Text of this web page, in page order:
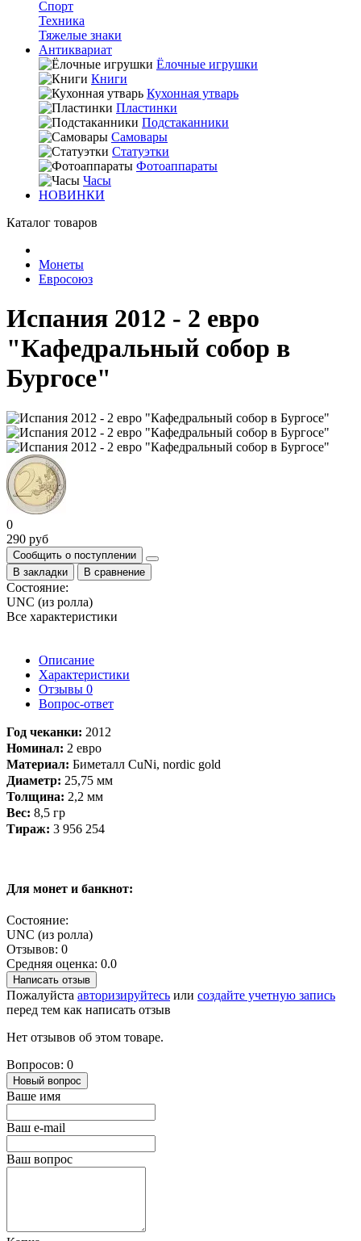
Спорт
Техника
Тяжелые знаки
Антиквариат
Ёлочные игрушки
Книги
Кухонная утварь
Пластинки
Подстаканники
Самовары
Статуэтки
Фотоаппараты
Часы
НОВИНКИ
Каталог товаров
Монеты
Евросоюз
Испания 2012 - 2 евро
"Кафедральный собор в
Бургосе"
0
290 руб
Сообщить о поступлении
В закладки
В сравнение
Состояние:
UNC (из ролла)
Все характеристики
Описание
Характеристики
Отзывы 0
Вопрос-ответ
​Год чеканки: 2012
Номинал: 2 евро
Материал: Биметалл CuNi, nordic gold
Диаметр: 25,75 мм
Толщина: 2,2 мм
Вес: 8,5 гр
Тираж: 3 956 254
Для монет и банкнот:
Состояние:
UNC (из ролла)
Отзывов: 0
Средняя оценка: 0.0
Написать отзыв
Пожалуйста авторизируйтесь или создайте учетную запись
перед тем как написать отзыв
Нет отзывов об этом товаре.
Вопросов: 0
Новый вопрос
Ваше имя
Ваш e-mail
Ваш вопрос